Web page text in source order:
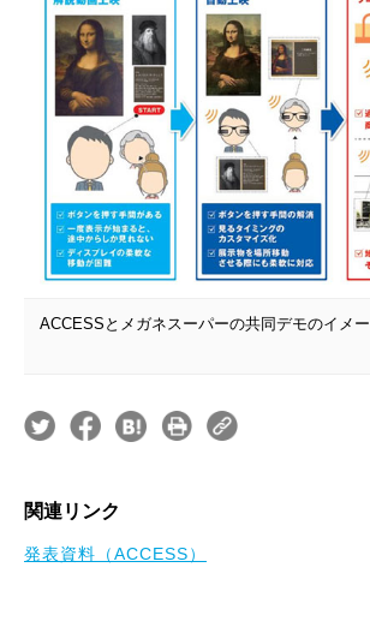
ACCESSとメガネスーパーの共同デモのイメ
関連リンク
発表資料（ACCESS）